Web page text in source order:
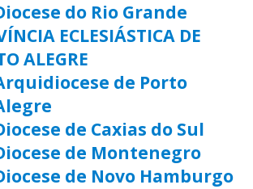
do Rio Grande
ECLESIÁSTICA DE
ALEGRE
de Porto
de Caxias do Sul
de Montenegro
de Novo Hamburgo